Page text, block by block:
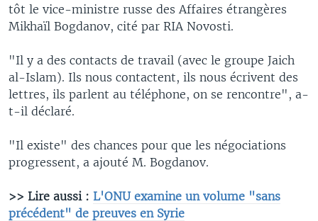
tôt le vice-ministre russe des Affaires étrangères
Mikhaïl Bogdanov, cité par RIA Novosti.
"Il y a des contacts de travail (avec le groupe Jaich
al-Islam). Ils nous contactent, ils nous écrivent des
lettres, ils parlent au téléphone, on se rencontre", a-
t-il déclaré.
"Il existe" des chances pour que les négociations
progressent, a ajouté M. Bogdanov.
>> Lire aussi : L'ONU examine un volume "sans
précédent" de preuves en Syrie